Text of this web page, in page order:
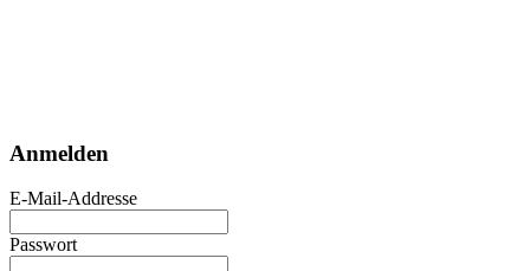
Anmelden
E-Mail-Addresse
Passwort